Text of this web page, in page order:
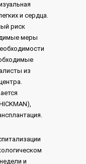
и сердца.
риск
меры
из
и